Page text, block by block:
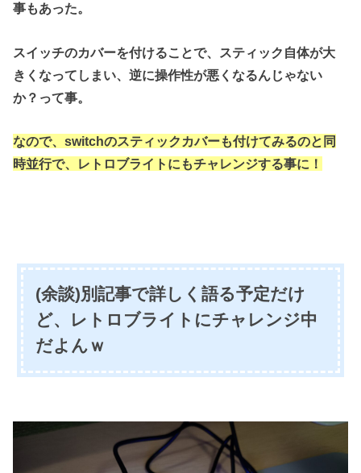
事もあった。
スイッチのカバーを付けることで、スティック自体が大
きくなってしまい、逆に操作性が悪くなるんじゃない
か？って事。
なので、switchのスティックカバーも付けてみるのと同
時並行で、レトロブライトにもチャレンジする事に！
(余談)別記事で詳しく語る予定だけ
ど、レトロブライトにチャレンジ中
だよんｗ